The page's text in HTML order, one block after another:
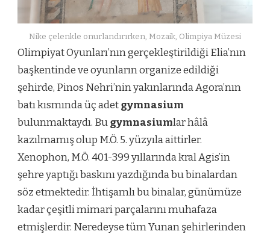
Nike çelenkle onurlandırırken, Mozaik, Olimpiya Müzesi
Olimpiyat Oyunları’nın gerçekleştirildiği Elia’nın
başkentinde ve oyunların organize edildiği
şehirde, Pinos Nehri’nin yakınlarında Agora’nın
batı kısmında üç adetgymnasium
bulunmaktaydı. Bugymnasiumlar hâlâ
kazılmamış olup M.Ö. 5. yüzyıla aittirler.
Xenophon, M.Ö. 401-399 yıllarında kral Agis’in
şehre yaptığı baskını yazdığında bu binalardan
söz etmektedir. İhtişamlı bu binalar, günümüze
kadar çeşitli mimari parçalarını muhafaza
etmişlerdir. Neredeyse tüm Yunan şehirlerinden